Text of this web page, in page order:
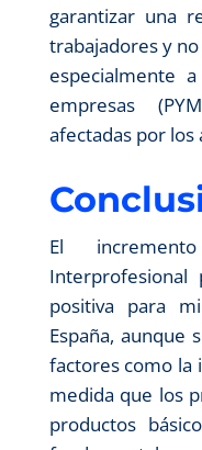
garantizar una
trabajadores y
especialmente
empresas
afectadas por los
El
positiva para
España, aunque
factores como la
medida que los
productos